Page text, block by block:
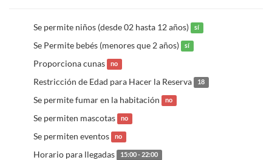
Se permite niños (desde 02 hasta 12 años) sí
Se Permite bebés (menores que 2 años) sí
Proporciona cunas no
Restricción de Edad para Hacer la Reserva 18
Se permite fumar en la habitación no
Se permiten mascotas no
Se permiten eventos no
Horario para llegadas 15:00 - 22:00